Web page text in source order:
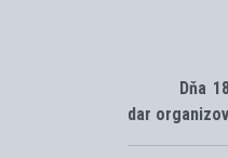
Dňa
dar